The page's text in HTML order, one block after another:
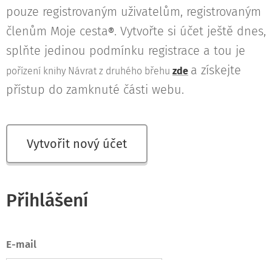
pouze registrovaným uživatelům, registrovaným
členům Moje cesta®. Vytvořte si účet ještě dnes,
splňte jedinou podmínku registrace a tou je
pořízení knihy Návrat z druhého břehu zde a získejte
přístup do zamknuté části webu.
Vytvořit nový účet
Přihlášení
E-mail